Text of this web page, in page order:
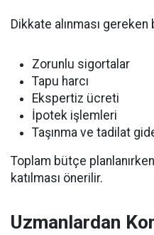
Dikkate alınması gereken
Zorunlu sigortalar
Tapu harcı
Ekspertiz ücreti
İpotek işlemleri
Taşınma ve tadilat
Toplam bütçe
katılması önerilir.
Uzmanlardan